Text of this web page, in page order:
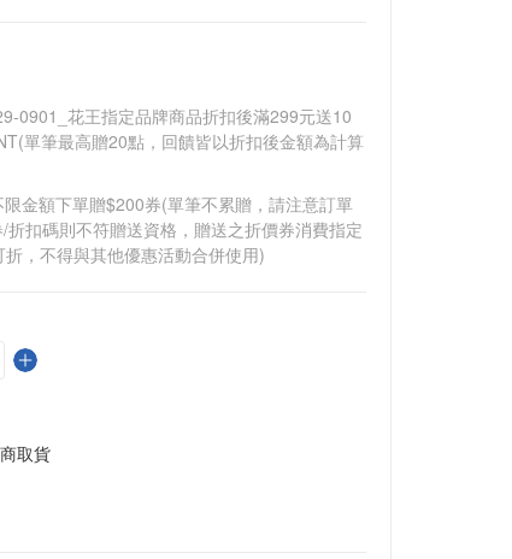
0901_花王指定品牌商品折扣後滿299元送10
單筆最高贈20點，回饋皆以折扣後金額為計算
金額下單贈$200券(單筆不累贈，請注意訂單
折扣碼則不符贈送資格，贈送之折價券消費指定
，不得與其他優惠活動合併使用)
取貨